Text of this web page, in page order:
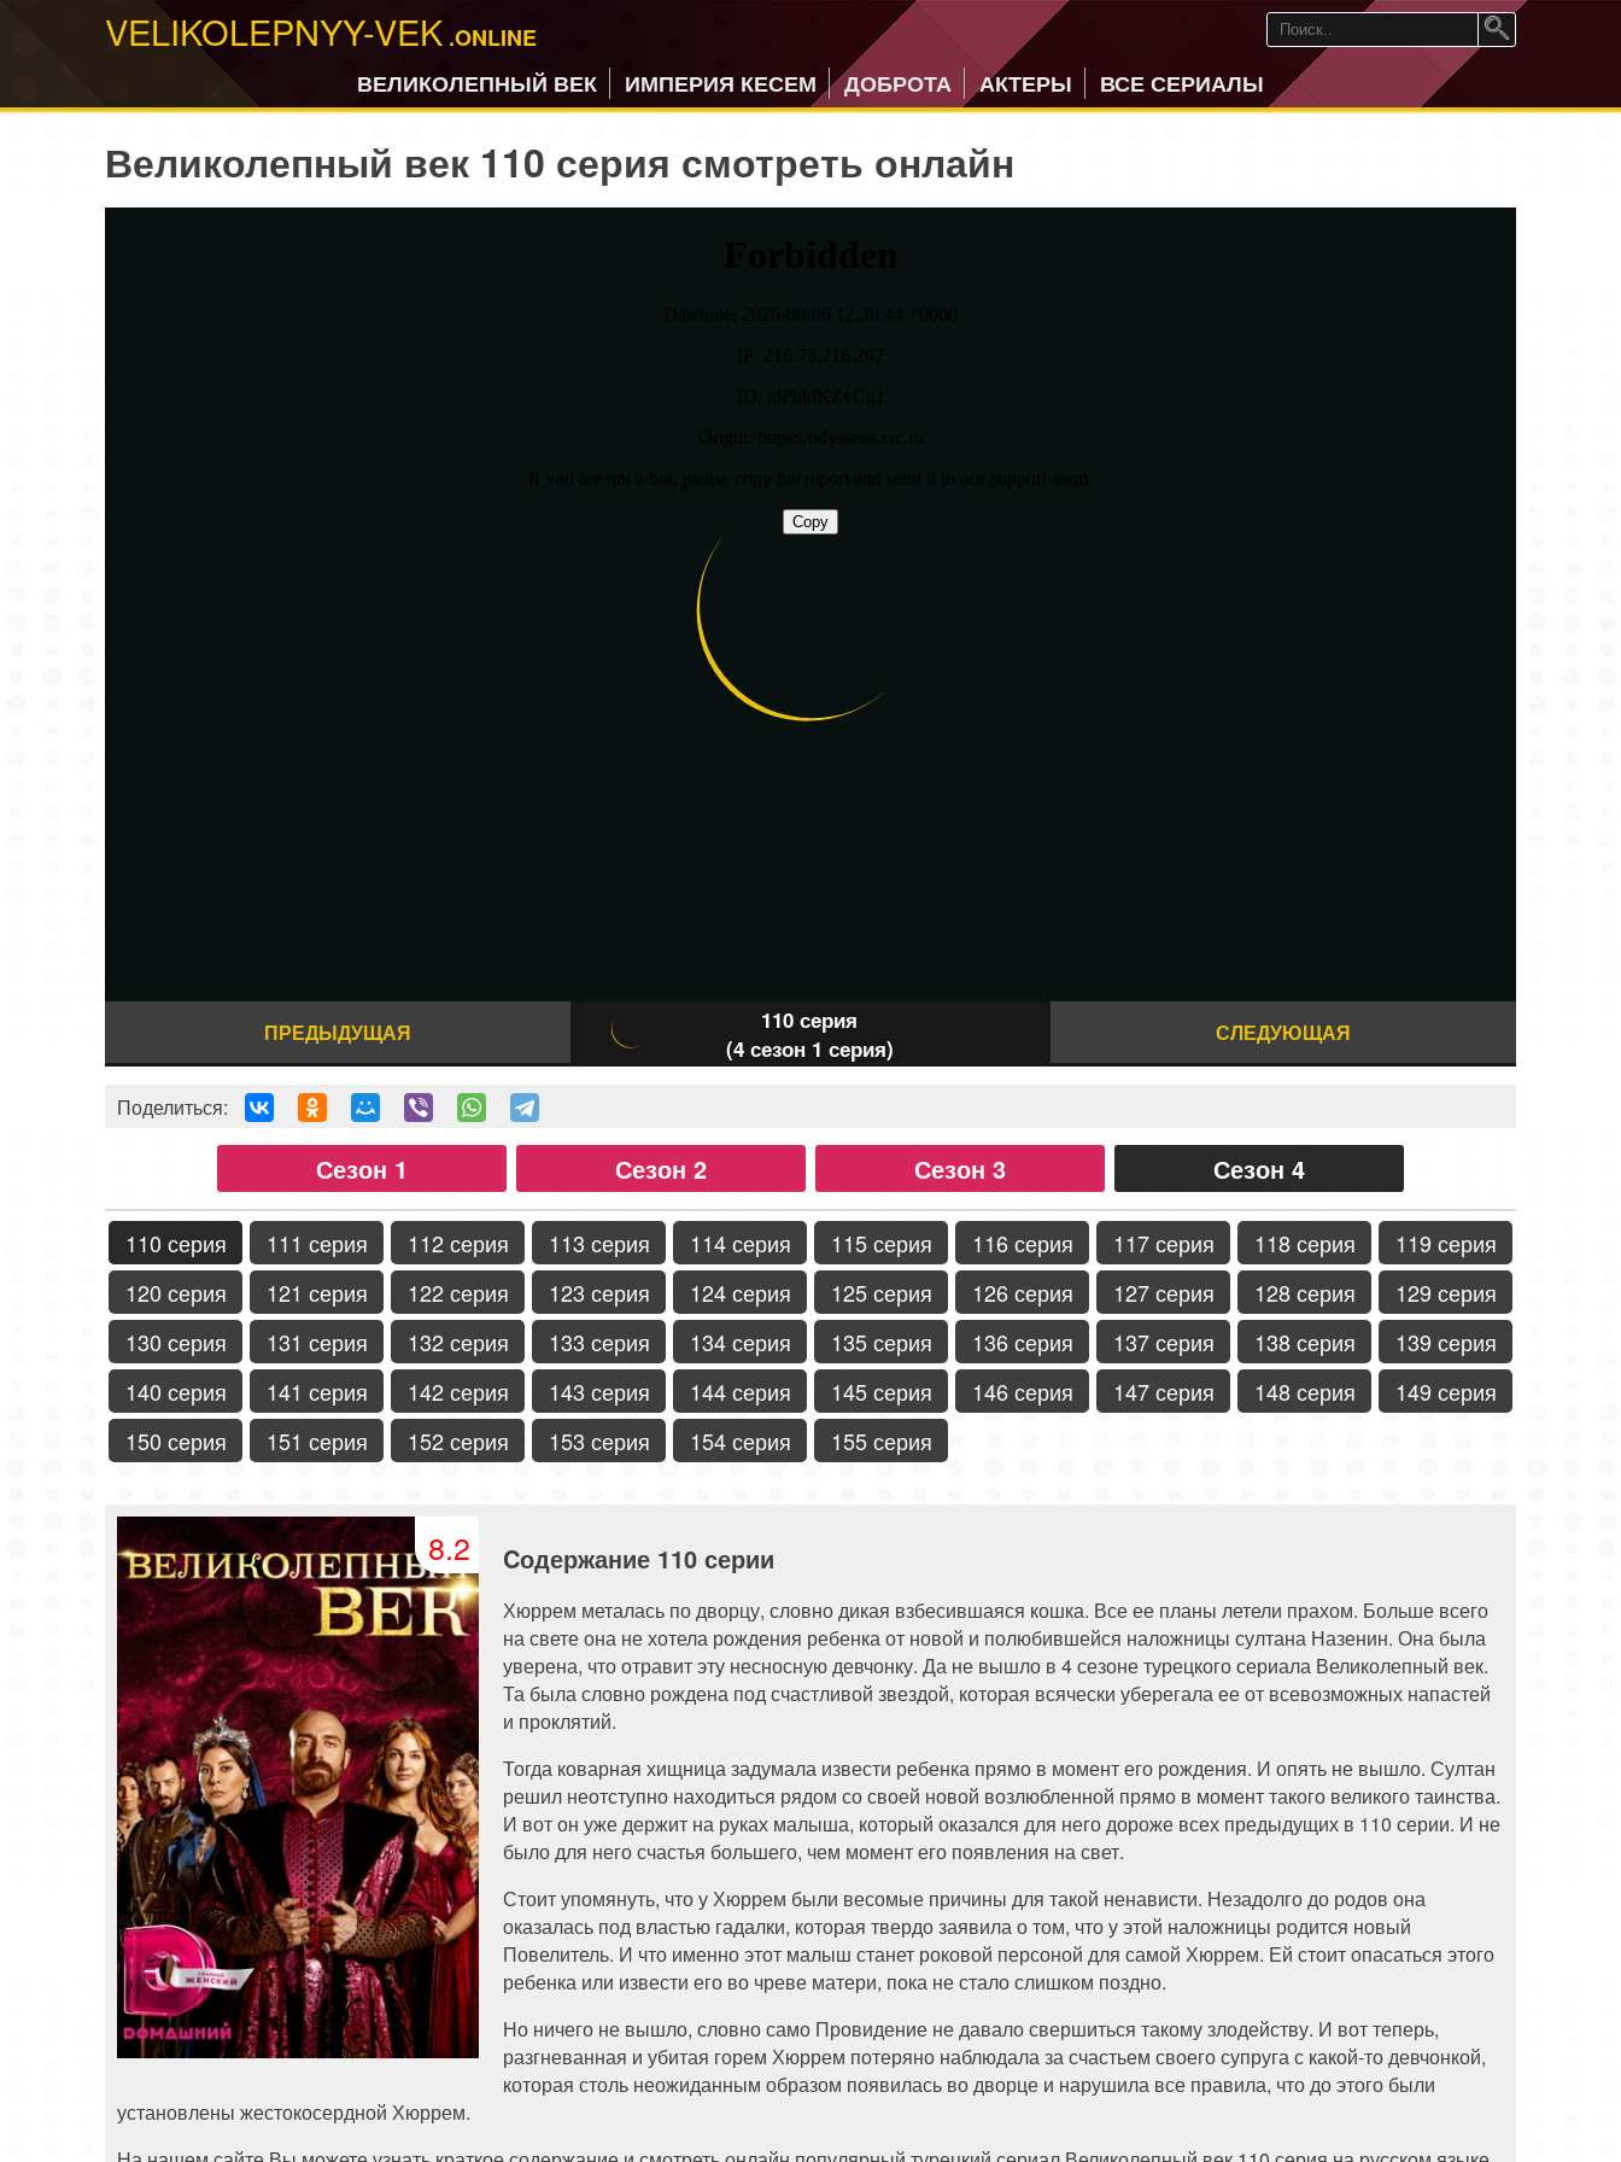
VELIKOLEPNYY-VEK .ONLINE
ВЕЛИКОЛЕПНЫЙ ВЕК
ИМПЕРИЯ КЕСЕМ ДОБРОТА АКТЕРЫ ВСЕ СЕРИАЛЫ
Великолепный век 110 серия смотреть онлайн
ПРЕДЫДУЩАЯ
110 серия
(4 сезон 1 серия)
СЛЕДУЮЩАЯ
Поделиться:
Сезон 1 Сезон 2 Сезон 3 Сезон 4
110 серия 111 серия 112 серия 113 серия 114 серия 115 серия 116 серия 117 серия 118 серия
119 серия
120 серия
121 серия 122 серия 123 серия 124 серия 125 серия 126 серия 127 серия 128 серия
129 серия
130 серия
131 серия 132 серия 133 серия 134 серия 135 серия 136 серия 137 серия 138 серия
139 серия
140 серия
141 серия 142 серия 143 серия 144 серия 145 серия 146 серия 147 серия 148 серия
149 серия
150 серия
151 серия 152 серия 153 серия 154 серия 155 серия
8.2 Cодержание 110 серии
Хюррем металась по дворцу, словно дикая взбесившаяся кошка. Все ее планы летели прахом. Больше всего
на свете она не хотела рождения ребенка от новой и полюбившейся наложницы султана Назенин. Она была
уверена, что отравит эту несносную девчонку. Да не вышло в 4 сезоне турецкого сериала Великолепный век.
Та была словно рождена под счастливой звездой, которая всячески уберегала ее от всевозможных напастей
и проклятий.
Тогда коварная хищница задумала извести ребенка прямо в момент его рождения. И опять не вышло. Султан
решил неотступно находиться рядом со своей новой возлюбленной прямо в момент такого великого таинства.
И вот он уже держит на руках малыша, который оказался для него дороже всех предыдущих в 110 серии. И не
было для него счастья большего, чем момент его появления на свет.
Стоит упомянуть, что у Хюррем были весомые причины для такой ненависти. Незадолго до родов она
оказалась под властью гадалки, которая твердо заявила о том, что у этой наложницы родится новый
Повелитель. И что именно этот малыш станет роковой персоной для самой Хюррем. Ей стоит опасаться этого
ребенка или извести его во чреве матери, пока не стало слишком поздно.
Но ничего не вышло, словно само Провидение не давало свершиться такому злодейству. И вот теперь,
разгневанная и убитая горем Хюррем потеряно наблюдала за счастьем своего супруга с какой-то девчонкой,
которая столь неожиданным образом появилась во дворце и нарушила все правила, что до этого были
установлены жестокосердной Хюррем.